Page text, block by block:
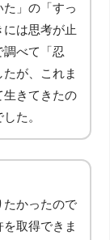
」の「すっ
は思考が止
調べて「忍
が、これま
生きてきたの
た。
たかったので
取得できま